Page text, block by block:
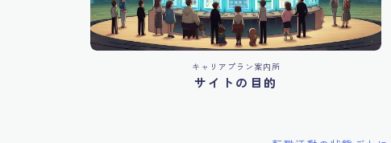
キャリアプラン案内所
サイトの目的